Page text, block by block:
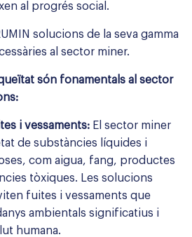
al progrés social.
solucions de la seva gamma
al sector miner.
són fonamentals al sector
i vessaments: El sector miner
de substàncies líquides i
com aigua, fang, productes
tòxiques. Les solucions
fuites i vessaments que
ambientals significatius i
humana.